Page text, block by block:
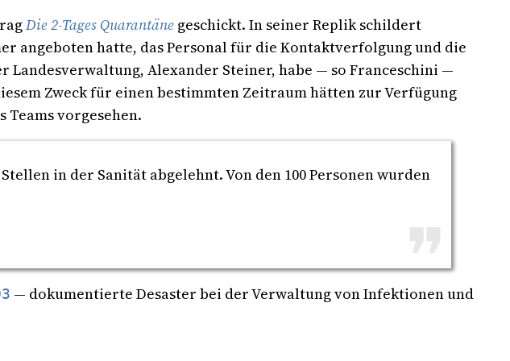
Die 2-Tages Quarantäne geschickt. In seiner Replik schildert
angeboten hatte, das Personal für die Kontaktverfolgung und die
Alexander Steiner, habe — so Franceschini —
Zweck für einen bestimmten Zeitraum hätten zur Verfügung
vorgesehen.
in der Sanität abgelehnt. Von den 100 Personen wurden
— dokumentierte Desaster bei der Verwaltung von Infektionen und